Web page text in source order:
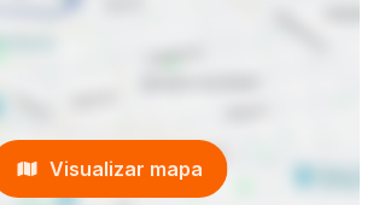
Visualizar mapa